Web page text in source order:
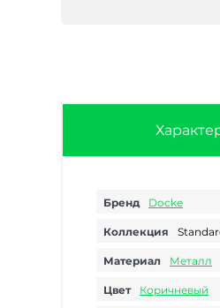
Бренд Docke
Коллекция
Материал Металл
Цвет Коричневый